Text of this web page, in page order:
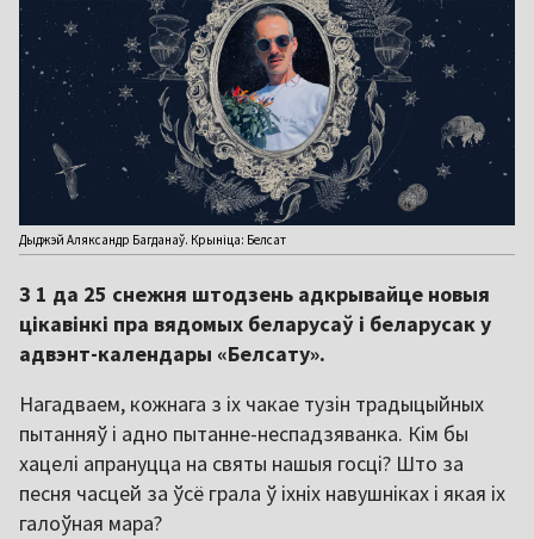
Дыджэй Аляксандр Багданаў. Крыніца: Белсат
З 1 да 25 снежня штодзень адкрывайце новыя
цікавінкі пра вядомых беларусаў і беларусак у
адвэнт-календары «Белсату».
Нагадваем, кожнага з іх чакае тузін традыцыйных
пытанняў і адно пытанне-неспадзяванка. Кім бы
хацелі апрануцца на святы нашыя госці? Што за
песня часцей за ўсё грала ў іхніх навушніках і якая іх
галоўная мара?